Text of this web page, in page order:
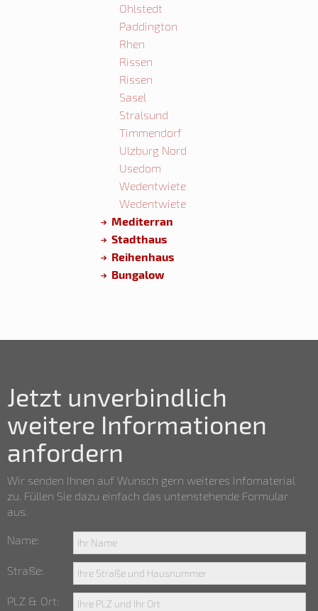
Ohlstedt
Paddington
Rhen
Rissen
Rissen
Sasel
Stralsund
Timmendorf
Ulzburg Nord
Usedom
Wedentwiete
Wedentwiete
Mediterran
Stadthaus
Reihenhaus
Bungalow
Jetzt unverbindlich
weitere Informationen
anfordern
Wir senden Ihnen auf Wunsch gern weiteres Infomaterial
zu. Füllen Sie dazu einfach das untenstehende Formular
aus.
Name:
Straße:
PLZ & Ort: